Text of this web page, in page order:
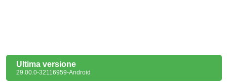
Ultima versione
29.00.0-32116959-Android